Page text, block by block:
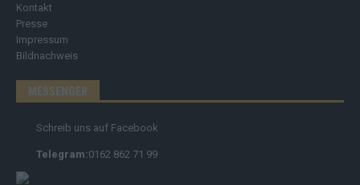
Kontakt
Presse
Impressum
Bildnachweis
MESSENGER
Schreib uns auf Facebook
Telegram:0162 862 71 99